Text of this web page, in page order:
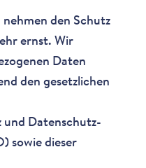
den Schutz
ernst. Wir
Daten
den gesetzlichen
und Datenschutz-
sowie dieser